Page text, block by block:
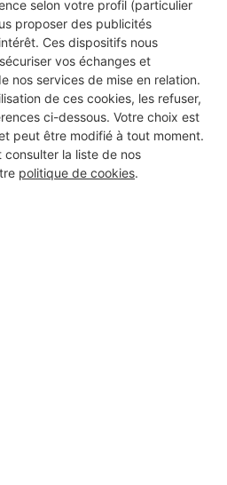
selon votre profil (particulier
proposer des publicités
Ces dispositifs nous
vos échanges et
nos services de mise en relation.
de ces cookies, les refuser,
ci-dessous. Votre choix est
peut être modifié à tout moment.
la liste de nos
politique de cookies.
UN DEVIS